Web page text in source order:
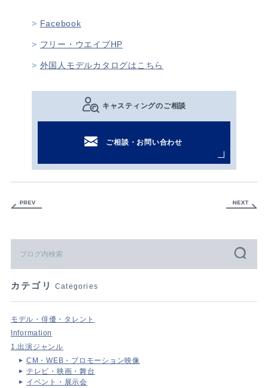
Facebook
フリー・ウエイブHP
外国人モデルカタログはこちら
キャスティングのご相談
ご相談・お問い合わせ
カテゴリ Categories
モデル・俳優・タレント
Information
1.出演ジャンル
CM・WEB・プロモーション映像
テレビ・映画・舞台
イベント・展示会